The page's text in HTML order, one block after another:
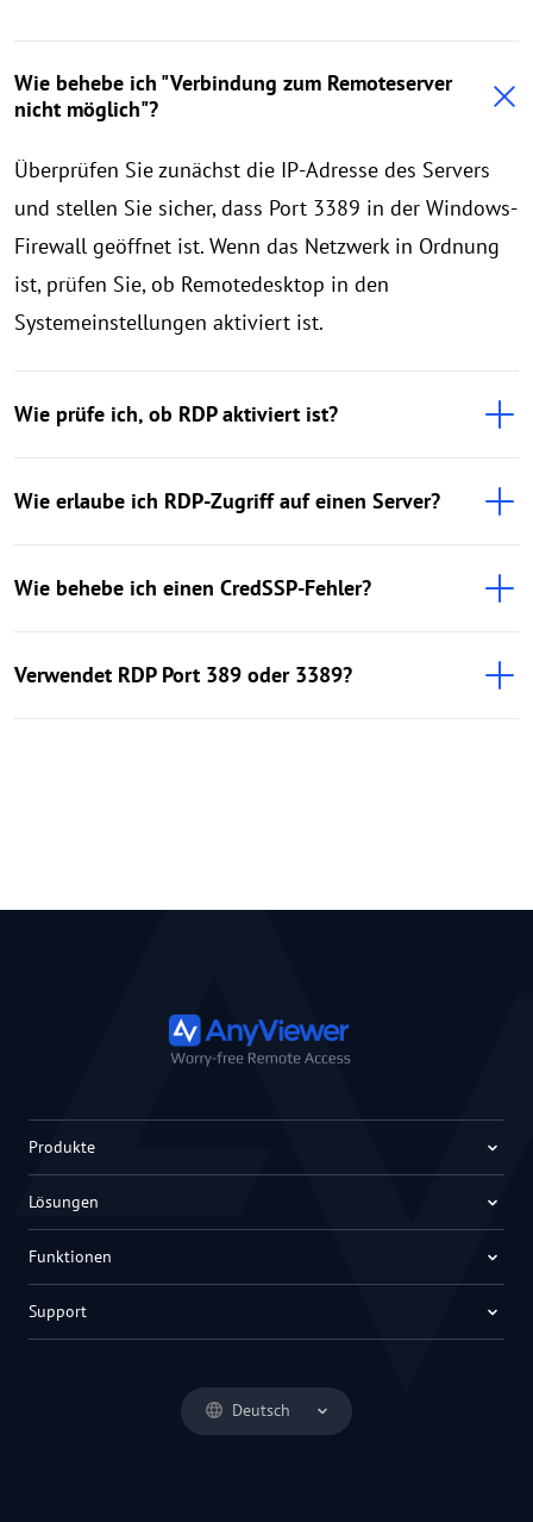
Wie behebe ich "Verbindung zum Remoteserver
nicht möglich"?
Überprüfen Sie zunächst die IP-Adresse des Servers
und stellen Sie sicher, dass Port 3389 in der Windows-
Firewall geöffnet ist. Wenn das Netzwerk in Ordnung
ist, prüfen Sie, ob Remotedesktop in den
Systemeinstellungen aktiviert ist.
Wie prüfe ich, ob RDP aktiviert ist?
Wie erlaube ich RDP-Zugriff auf einen Server?
Wie behebe ich einen CredSSP-Fehler?
Verwendet RDP Port 389 oder 3389?
Deutsch
Produkte
Lösungen
Funktionen
Support